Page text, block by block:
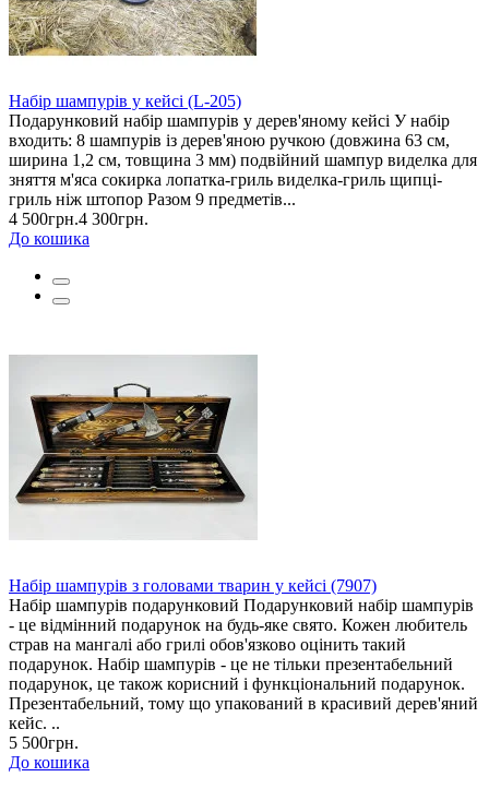
Набір шампурів у кейсі (L-205)
Подарунковий набір шампурів у дерев'яному кейсі У набір
входить: 8 шампурів із дерев'яною ручкою (довжина 63 см,
ширина 1,2 см, товщина 3 мм) подвійний шампур виделка для
зняття м'яса сокирка лопатка-гриль виделка-гриль щипці-
гриль ніж штопор Разом 9 предметів...
4 500грн.4 300грн.
До кошика
Набір шампурів з головами тварин у кейсі (7907)
Набір шампурів подарунковий Подарунковий набір шампурів
- це відмінний подарунок на будь-яке свято. Кожен любитель
страв на мангалі або грилі обов'язково оцінить такий
подарунок. Набір шампурів - це не тільки презентабельний
подарунок, це також корисний і функціональний подарунок.
Презентабельний, тому що упакований в красивий дерев'яний
кейс. ..
5 500грн.
До кошика